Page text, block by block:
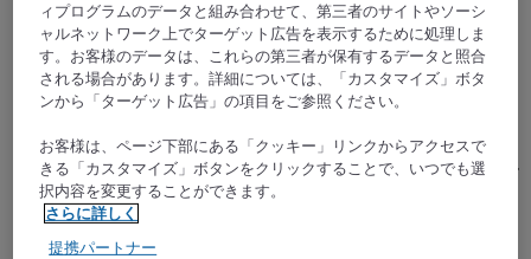
ロワシーアンフランス, フランス
シャルルドゴール空港とTGV、地下鉄RER B線(シャル
ルドゴール～パリ中心部)の駅のすぐ近くにあるメルキ
ュールパリロワシーシャルルドゴールホテル(Mercure-
Paris-Roissy-CDG hotel)は、無料のWi-Fiを備えた、広々
ィプログラムのデータと組み合わせて、第三者のサイトやソーシ
ャルネットワーク上でターゲット広告を表示するために処理しま
す。お客様のデータは、これらの第三者が保有するデータと照合
される場合があります。詳細については、「カスタマイズ」ボタ
ンから「ターゲット広告」の項目をご参照ください。
お客様は、ページ下部にある「クッキー」リンクからアクセスで
きる「カスタマイズ」ボタンをクリックすることで、いつでも選
択内容を変更することができます。
さらに詳しく
提携パートナー